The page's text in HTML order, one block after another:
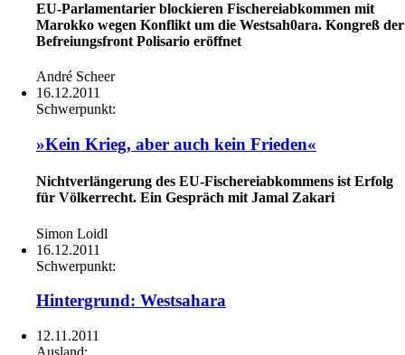
EU-Parlamentarier blockieren Fischereiabkommen mit
Marokko wegen Konflikt um die Westsah0ara. Kongreß der
Befreiungsfront Polisario eröffnet
André Scheer
16.12.2011
Schwerpunkt:
»Kein Krieg, aber auch kein Frieden«
Nichtverlängerung des EU-Fischereiabkommens ist Erfolg
für Völkerrecht. Ein Gespräch mit Jamal Zakari
Simon Loidl
16.12.2011
Schwerpunkt:
Hintergrund: Westsahara
12.11.2011
Ausland: